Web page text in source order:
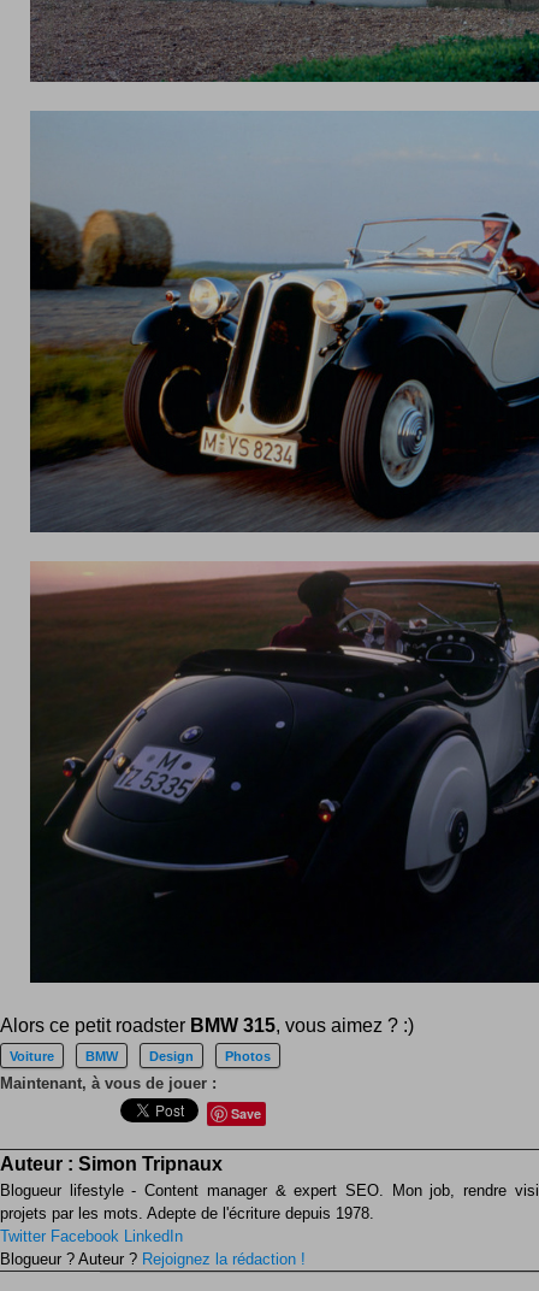
Alors ce petit roadster BMW 315, vous aimez ? :)
Voiture BMW Design Photos
Maintenant, à vous de jouer :
Save
Auteur : Simon Tripnaux
Blogueur lifestyle - Content manager & expert SEO. Mon job, rendre
projets par les mots. Adepte de l'écriture depuis 1978.
Twitter Facebook LinkedIn
Blogueur ? Auteur ? Rejoignez la rédaction !